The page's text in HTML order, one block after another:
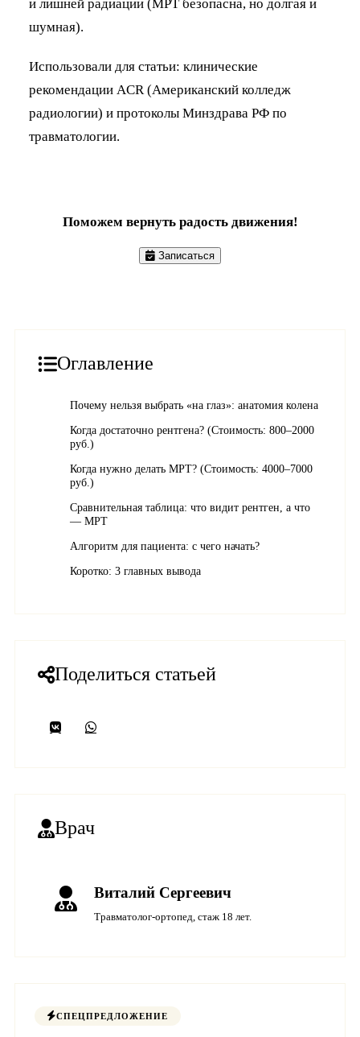
и лишней радиации (МРТ безопасна, но долгая и
шумная).
Использовали для статьи: клинические
рекомендации ACR (Американский колледж
радиологии) и протоколы Минздрава РФ по
травматологии.
Поможем вернуть радость движения!
Записаться
Оглавление
Почему нельзя выбрать «на глаз»: анатомия колена
Когда достаточно рентгена? (Стоимость: 800–2000
руб.)
Когда нужно делать МРТ? (Стоимость: 4000–7000
руб.)
Сравнительная таблица: что видит рентген, а что
— МРТ
Алгоритм для пациента: с чего начать?
Коротко: 3 главных вывода
Поделиться статьей
Врач
Виталий Сергеевич
Травматолог-ортопед, стаж 18 лет.
СПЕЦПРЕДЛОЖЕНИЕ